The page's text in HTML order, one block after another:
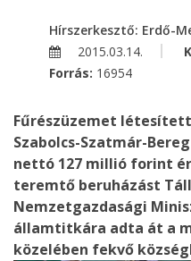
Hírszerkesztő: Erdő-
2015.03.14.
Forrás: 16954
Fűrészüzemet létesített
Szabolcs-Szatmár-
nettó 127 millió forint
teremtő beruházást
Nemzetgazdasági
államtitkára adta át a
közelében fekvő